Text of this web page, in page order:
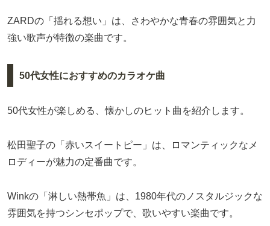
ZARDの「揺れる想い」は、さわやかな青春の雰囲気と力
強い歌声が特徴の楽曲です。
50代女性におすすめのカラオケ曲
50代女性が楽しめる、懐かしのヒット曲を紹介します。
松田聖子の「赤いスイートピー」は、ロマンティックなメ
ロディーが魅力の定番曲です。
Winkの「淋しい熱帯魚」は、1980年代のノスタルジックな
雰囲気を持つシンセポップで、歌いやすい楽曲です。